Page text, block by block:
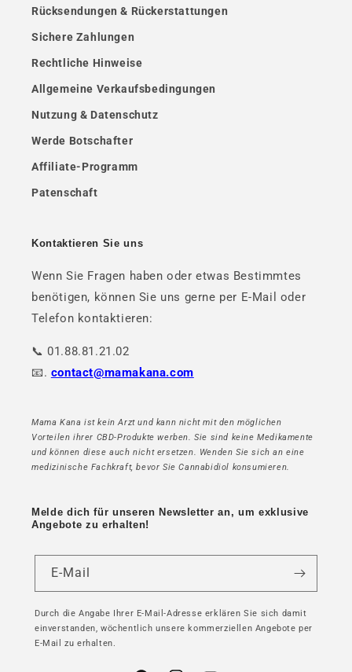
Rücksendungen & Rückerstattungen
Sichere Zahlungen
Rechtliche Hinweise
Allgemeine Verkaufsbedingungen
Nutzung & Datenschutz
Werde Botschafter
Affiliate-Programm
Patenschaft
Kontaktieren Sie uns
Wenn Sie Fragen haben oder etwas Bestimmtes
benötigen, können Sie uns gerne per E-Mail oder
Telefon kontaktieren:
📞 01.88.81.21.02
📧. contact@mamakana.com
Mama Kana ist kein Arzt und kann nicht mit den möglichen
Vorteilen ihrer CBD-Produkte werben. Sie sind keine Medikamente
und können diese auch nicht ersetzen. Wenden Sie sich an eine
medizinische Fachkraft, bevor Sie Cannabidiol konsumieren.
Melde dich für unseren Newsletter an, um exklusive
Angebote zu erhalten!
E-Mail
Durch die Angabe Ihrer E-Mail-Adresse erklären Sie sich damit
einverstanden, wöchentlich unsere kommerziellen Angebote per
E-Mail zu erhalten.